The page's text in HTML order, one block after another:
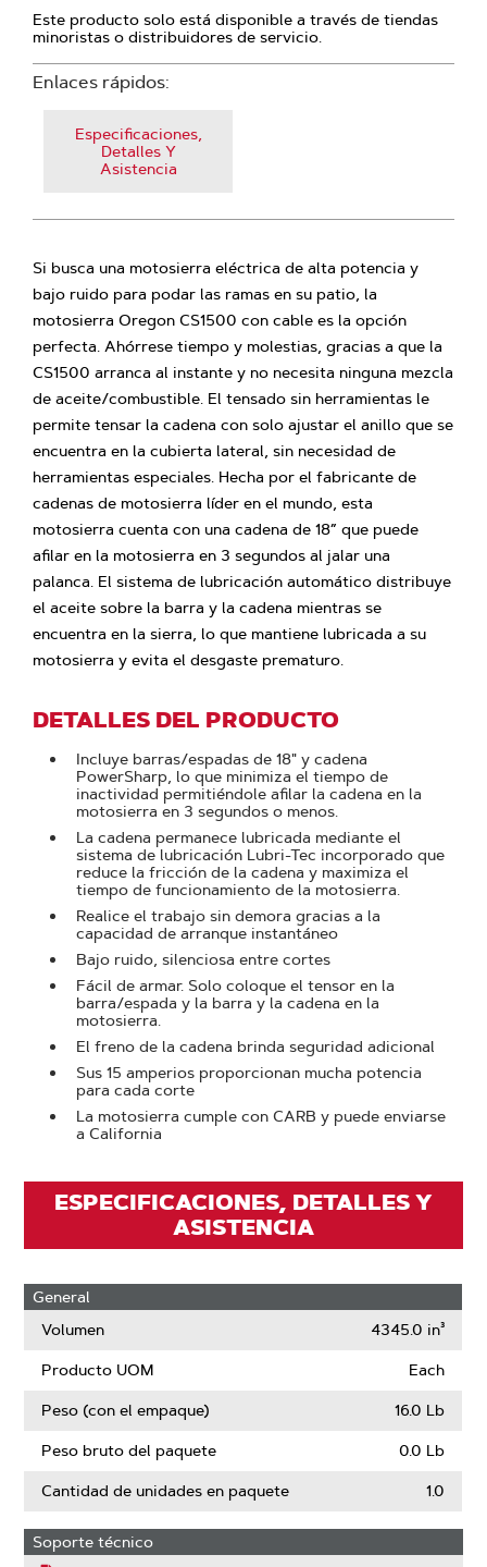
Este producto solo está disponible a través de tiendas
minoristas o distribuidores de servicio.
Enlaces rápidos:
Especificaciones,
Detalles Y
Asistencia
Si busca una motosierra eléctrica de alta potencia y
bajo ruido para podar las ramas en su patio, la
motosierra Oregon CS1500 con cable es la opción
perfecta. Ahórrese tiempo y molestias, gracias a que la
CS1500 arranca al instante y no necesita ninguna mezcla
de aceite/combustible. El tensado sin herramientas le
permite tensar la cadena con solo ajustar el anillo que se
encuentra en la cubierta lateral, sin necesidad de
herramientas especiales. Hecha por el fabricante de
cadenas de motosierra líder en el mundo, esta
motosierra cuenta con una cadena de 18” que puede
afilar en la motosierra en 3 segundos al jalar una
palanca. El sistema de lubricación automático distribuye
el aceite sobre la barra y la cadena mientras se
encuentra en la sierra, lo que mantiene lubricada a su
motosierra y evita el desgaste prematuro.
DETALLES DEL PRODUCTO
Incluye barras/espadas de 18" y cadena
PowerSharp, lo que minimiza el tiempo de
inactividad permitiéndole afilar la cadena en la
motosierra en 3 segundos o menos.
La cadena permanece lubricada mediante el
sistema de lubricación Lubri-Tec incorporado que
reduce la fricción de la cadena y maximiza el
tiempo de funcionamiento de la motosierra.
Realice el trabajo sin demora gracias a la
capacidad de arranque instantáneo
Bajo ruido, silenciosa entre cortes
Fácil de armar. Solo coloque el tensor en la
barra/espada y la barra y la cadena en la
motosierra.
El freno de la cadena brinda seguridad adicional
Sus 15 amperios proporcionan mucha potencia
para cada corte
La motosierra cumple con CARB y puede enviarse
a California
ESPECIFICACIONES, DETALLES Y
ASISTENCIA
General
Volumen
4345.0 in³
Producto UOM Each
Peso (con el empaque) 16.0 Lb
Peso bruto del paquete 0.0 Lb
Cantidad de unidades en paquete 1.0
Soporte técnico